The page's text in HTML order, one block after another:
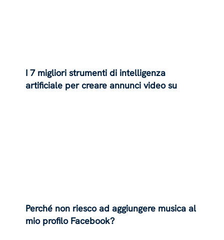
I 7 migliori strumenti di intelligenza
artificiale per creare annunci video su
Perché non riesco ad aggiungere musica al
mio profilo Facebook?